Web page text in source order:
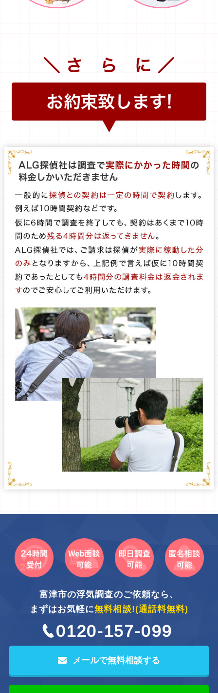
富津市の浮気調査のご依頼なら、
まずはお気軽に無料相談!(通話料無料)
0120-157-099
メールで無料相談する